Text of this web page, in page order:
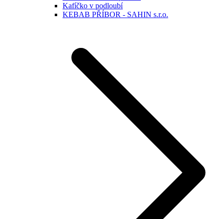
Kafíčko v podloubí
KEBAB PŘÍBOR - SAHIN s.r.o.